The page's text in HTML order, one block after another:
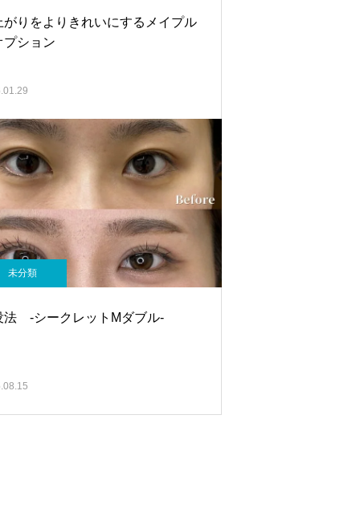
がりをよりきれいにするメイプル
プション
未分類
法 -シークレットMダブル-